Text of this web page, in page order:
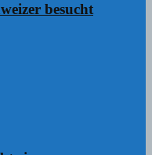
besucht